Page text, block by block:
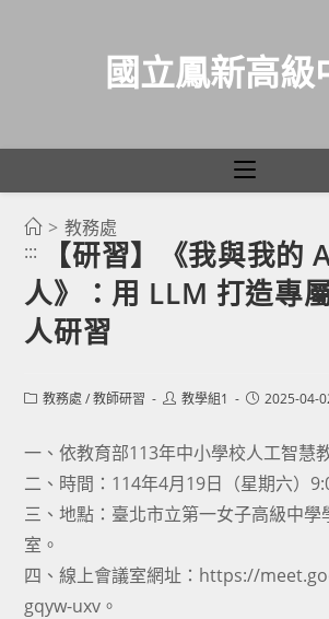
國立鳳新高級
> 教務處
:::
【研習】《我與我的
人》：用 LLM 打造專
人研習
Post教務處 / 教師研習
Post教學組1
Post2025-04-
一、依教育部113年中小學校人工智慧
二、時間：114年4月19日（星期六）
三、地點：臺北市立第一女子高級中學
室。
四、線上會議室網址：https://
gqyw-uxv。